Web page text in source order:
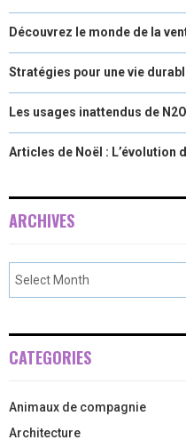
Découvrez le monde de la
Stratégies pour une vie
Les usages inattendus de
Articles de Noël : L’évolution
ARCHIVES
CATEGORIES
Animaux de compagnie
Architecture